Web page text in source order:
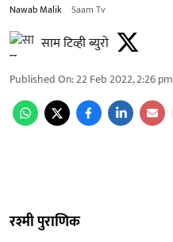
Nawab Malik Saam Tv
साम टिव्ही ब्युरो
Published On:22 Feb 2022, 2:26 pm
रश्मी पुराणिक